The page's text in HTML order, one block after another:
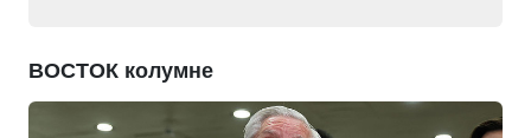
ВОСТОК колумне